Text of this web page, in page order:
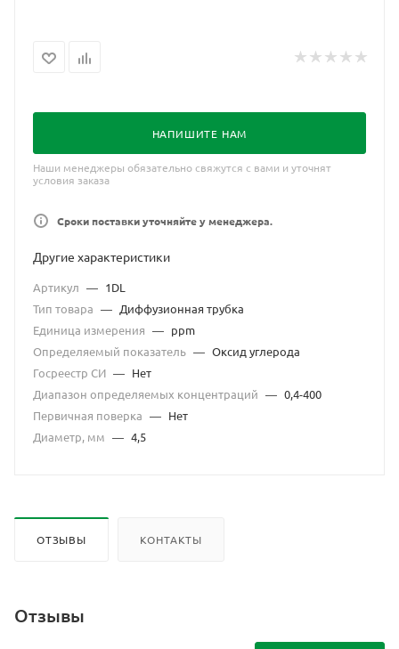
НАПИШИТЕ НАМ
Наши менеджеры обязательно свяжутся с вами и уточнят
условия заказа
Сроки поставки уточняйте у менеджера.
Другие характеристики
Артикул — 1DL
Тип товара — Диффузионная трубка
Единица измерения — ppm
Определяемый показатель — Оксид углерода
Госреестр СИ — Нет
Диапазон определяемых концентраций — 0,4-400
Первичная поверка — Нет
Диаметр, мм — 4,5
ОТЗЫВЫ КОНТАКТЫ
Отзывы